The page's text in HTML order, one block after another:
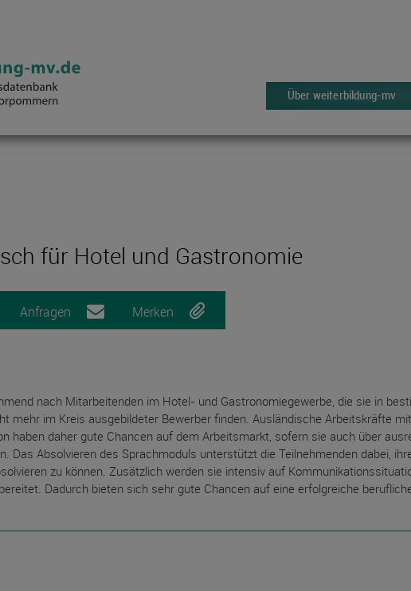
Über weiterbildung-mv
für Hotel und Gastronomie
Anfragen Merken
nach Mitarbeitenden im Hotel- und Gastronomiegewerbe, die sie in
mehr im Kreis ausgebildeter Bewerber finden. Ausländische Arbeitskräfte
haben daher gute Chancen auf dem Arbeitsmarkt, sofern sie auch über
Das Absolvieren des Sprachmoduls unterstützt die Teilnehmenden dabei,
zu können. Zusätzlich werden sie intensiv auf
Dadurch bieten sich sehr gute Chancen auf eine erfolgreiche